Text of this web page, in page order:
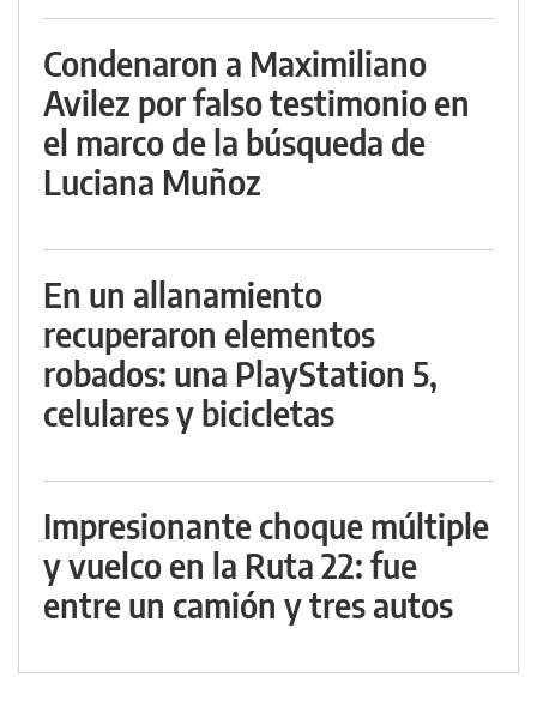
Condenaron a Maximiliano
Avilez por falso testimonio en
el marco de la búsqueda de
Luciana Muñoz
En un allanamiento
recuperaron elementos
robados: una PlayStation 5,
celulares y bicicletas
Impresionante choque múltiple
y vuelco en la Ruta 22: fue
entre un camión y tres autos